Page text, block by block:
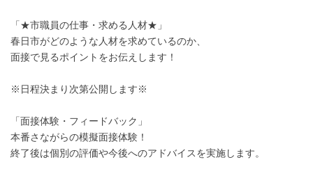
「★市職員の仕事・求める人材★」
春日市がどのような人材を求めているのか、
面接で見るポイントをお伝えします！
※日程決まり次第公開します※
「面接体験・フィードバック」
本番さながらの模擬面接体験！
終了後は個別の評価や今後へのアドバイスを実施します。